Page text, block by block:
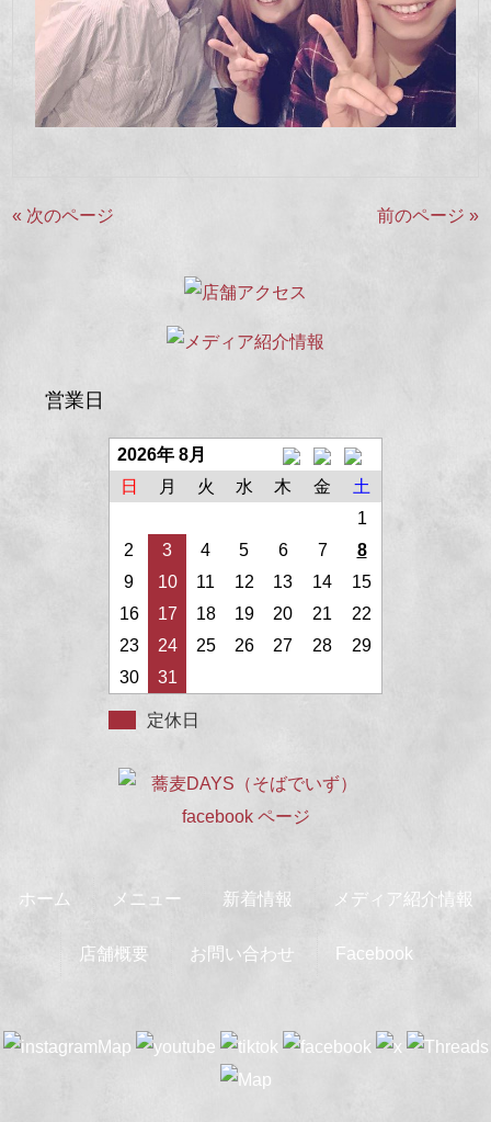
« 次のページ 前のページ »
営業日
2026年 8月
日
月 火 水 木 金
土
1
2
3 4 5 6 7
8
9
10 11 12 13 14
15
16
17 18 19 20 21
22
23
24 25 26 27 28
29
30
31
定休日
ホーム メニュー 新着情報 メディア紹介情報
店舗概要 お問い合わせ Facebook